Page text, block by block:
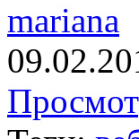
mariana